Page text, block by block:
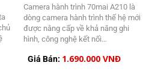
Camera hành trình 70mai A210 là
dòng camera hành trình thế hệ mới
được nâng cấp về khả năng ghi
hình, công nghệ kết nối…
Giá Bán: 1.690.000 VNĐ